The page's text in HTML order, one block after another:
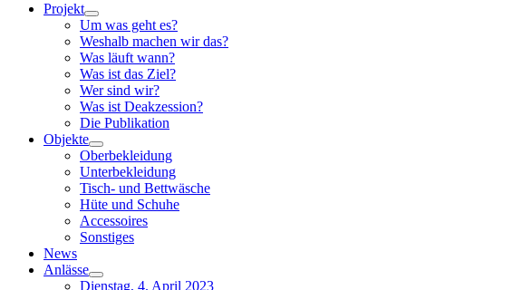
Projekt
Um was geht es?
Weshalb machen wir das?
Was läuft wann?
Was ist das Ziel?
Wer sind wir?
Was ist Deakzession?
Die Publikation
Objekte
Oberbekleidung
Unterbekleidung
Tisch- und Bettwäsche
Hüte und Schuhe
Accessoires
Sonstiges
News
Anlässe
Dienstag, 4. April 2023